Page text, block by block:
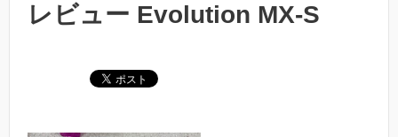
レビュー Evolution MX-S